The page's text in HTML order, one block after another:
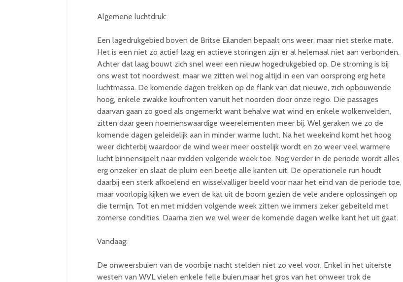
Algemene luchtdruk:
Een lagedrukgebied boven de Britse Eilanden bepaalt ons weer, maar niet sterke mate.
Het is een niet zo actief laag en actieve storingen zijn er al helemaal niet aan verbonden.
Achter dat laag bouwt zich snel weer een nieuw hogedrukgebied op. De stroming is bij
ons west tot noordwest, maar we zitten wel nog altijd in een van oorsprong erg hete
luchtmassa. De komende dagen trekken op de flank van dat nieuwe, zich opbouwende
hoog, enkele zwakke koufronten vanuit het noorden door onze regio. Die passages
daarvan gaan zo goed als ongemerkt want behalve wat wind en enkele wolkenvelden,
zitten daar geen noemenswaardige weerelementen meer bij. Wel geraken we zo de
komende dagen geleidelijk aan in minder warme lucht. Na het weekeind komt het hoog
weer dichterbij waardoor de wind weer meer oostelijk wordt en zo weer veel warmere
lucht binnensijpelt naar midden volgende week toe. Nog verder in de periode wordt alles
erg onzeker en slaat de pluim een beetje alle kanten uit. De operationele run houdt
daarbij een sterk afkoelend en wisselvalliger beeld voor naar het eind van de periode toe,
maar voorlopig kijken we even de kat uit de boom gezien de vele andere oplossingen op
die termijn. Tot en met midden volgende week zitten we immers zeker gebeiteld met
zomerse condities. Daarna zien we wel weer de komende dagen welke kant het uit gaat.
Vandaag:
De onweersbuien van de voorbije nacht stelden niet zo veel voor. Enkel in het uiterste
westen van WVL vielen enkele felle buien,maar het gros van het onweer trok de